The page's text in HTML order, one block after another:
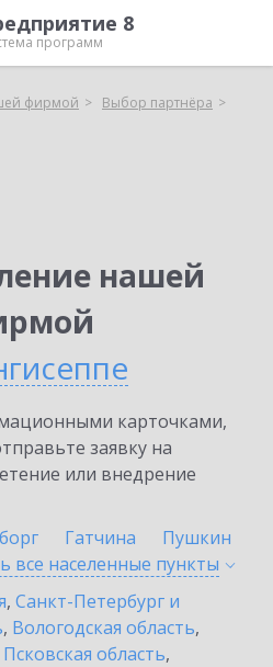
8
программ
фирмой
Выбор партнёра
нашей
карточками,
заявку на
или внедрение
Гатчина
Пушкин
все населенные пункты
, Санкт-Петербург и
, Вологодская область,
Псковская область,